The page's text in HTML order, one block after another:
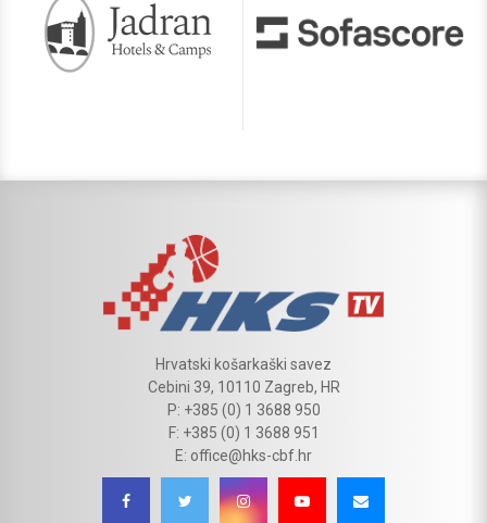
Hrvatski košarkaški savez
Cebini 39, 10110 Zagreb, HR
P: +385 (0) 1 3688 950
F: +385 (0) 1 3688 951
E: office@hks-cbf.hr